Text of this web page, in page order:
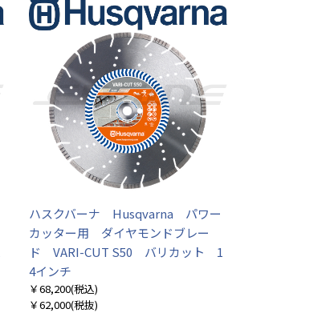
ハスクバーナ Husqvarna パワー
カッター用 ダイヤモンドブレー
ド VARI-CUT S50 バリカット 1
4インチ
￥68,200(税込)
￥62,000(税抜)